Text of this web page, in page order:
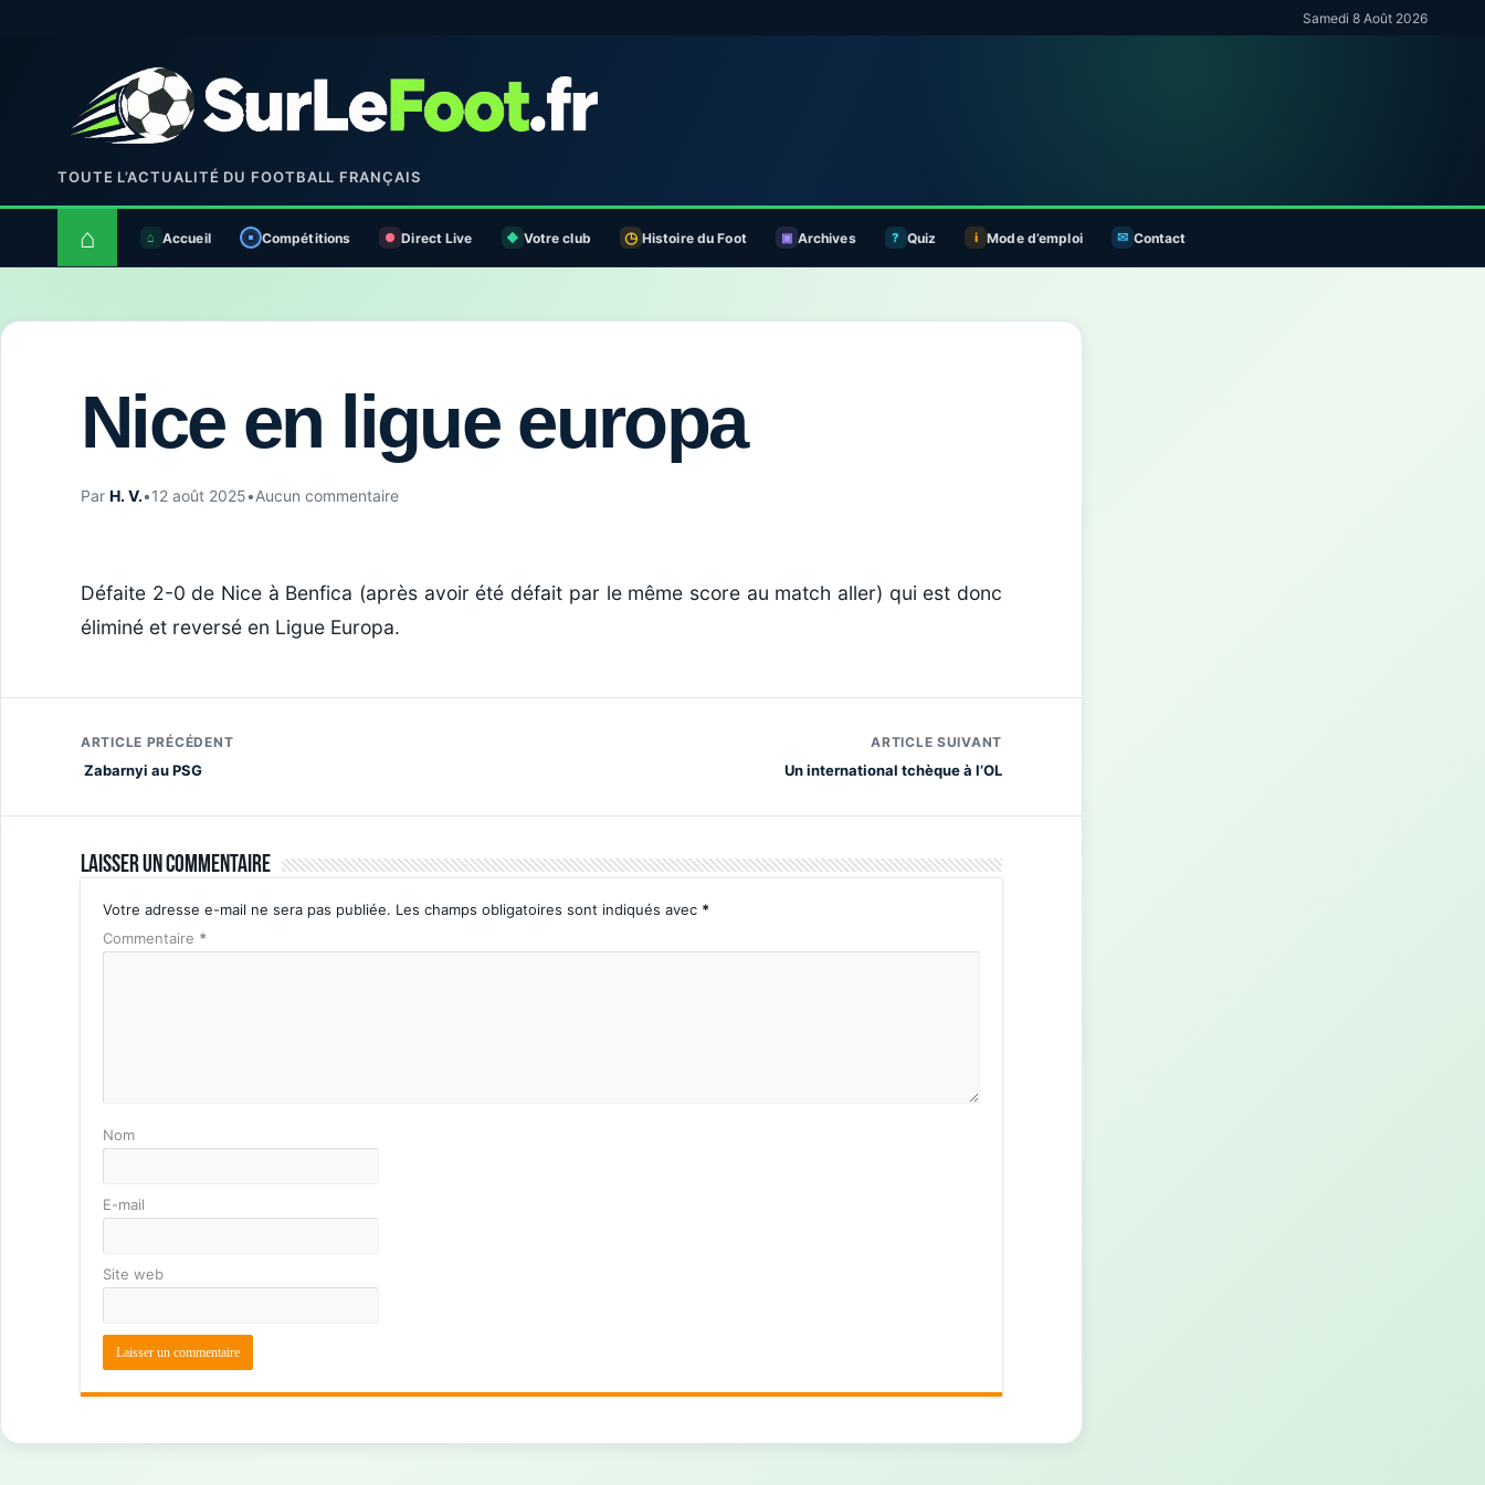
Samedi 8 Août 2026
TOUTE L’ACTUALITÉ DU FOOTBALL FRANÇAIS
⌂ Accueil Compétitions Direct Live Votre club Histoire du Foot Archives Quiz Mode d’emploi Contact
Nice en ligue europa
Par H. V.•12 août 2025•Aucun commentaire
Défaite 2-0 de Nice à Benfica (après avoir été défait par le même score au match aller) qui est donc
éliminé et reversé en Ligue Europa.
ARTICLE PRÉCÉDENT
Zabarnyi au PSG
ARTICLE SUIVANT
Un international tchèque à l’OL
Laisser un commentaire
Votre adresse e-mail ne sera pas publiée. Les champs obligatoires sont indiqués avec *
Commentaire *
Nom
E-mail
Site web